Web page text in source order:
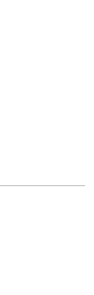
votre poste de
non seulement
à venir.